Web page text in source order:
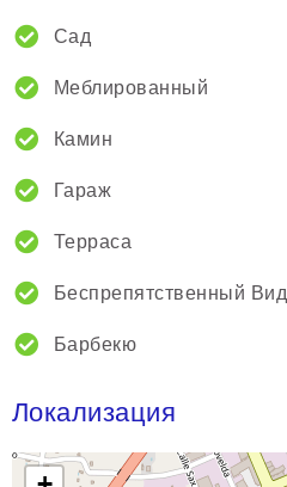
Сад
Меблированный
Камин
Гараж
Терраса
Беспрепятственный Вид
Барбекю
Локализация